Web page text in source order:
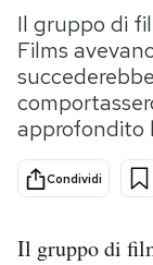
Tecnologia
Internet
Scienza
Cultura
Sport
Il gruppo di
Films
approfondito
Condividi
Il gruppo di